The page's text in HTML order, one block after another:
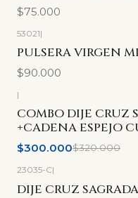
$75.000
53021|
PULSERA VIRGEN
$90.000
-6%OFF
|
COMBO DIJE CRUZ
+CADENA ESPEJO
$300.000$320.000
-9% OFF
23035-C|
DIJE CRUZ